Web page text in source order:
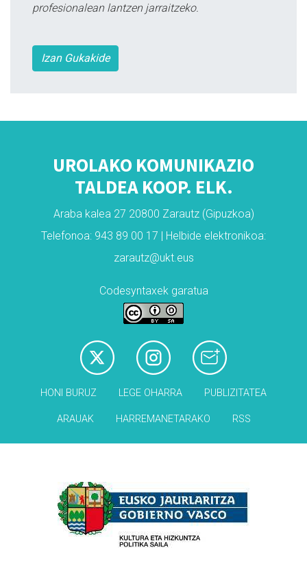
profesionalean lantzen jarraitzeko.
Izan Gukakide
UROLAKO KOMUNIKAZIO
TALDEA KOOP. ELK.
Araba kalea 27 20800 Zarautz (Gipuzkoa)
Telefonoa: 943 89 00 17 | Helbide elektronikoa:
zarautz@ukt.eus
Codesyntaxek garatua
HONI BURUZ LEGE OHARRA PUBLIZITATEA
ARAUAK HARREMANETARAKO RSS